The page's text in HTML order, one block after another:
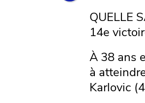
QUELLE
14e
À 38 ans
à
Karlovic